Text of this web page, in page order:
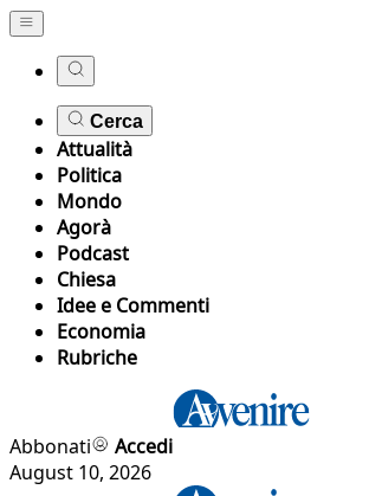
Cerca
Attualità
Politica
Mondo
Agorà
Podcast
Chiesa
Idee e Commenti
Economia
Rubriche
Abbonati
Accedi
August 10, 2026